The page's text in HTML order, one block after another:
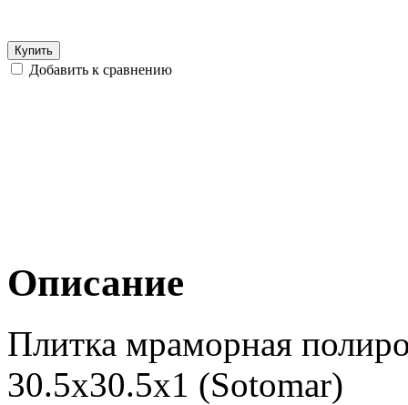
Купить
Добавить к сравнению
Описание
Плитка мраморная
30.5х30.5х1 (Sotomar)